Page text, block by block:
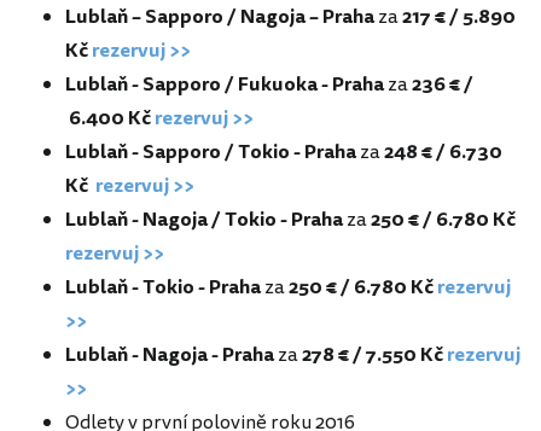
Lublaň – Sapporo / Nagoja – Prahaza217 € / 5.890
Kčrezervuj >>
Lublaň - Sapporo / Fukuoka - Prahaza236 € /
6.400 Kčrezervuj >>
Lublaň - Sapporo / Tokio - Prahaza248 € / 6.730
Kč rezervuj >>
Lublaň - Nagoja / Tokio - Prahaza250 € / 6.780 Kč
rezervuj >>
Lublaň - Tokio - Prahaza250 € / 6.780 Kčrezervuj
>>
Lublaň - Nagoja - Prahaza278 € / 7.550 Kčrezervuj
>>
Odlety v první polovině roku 2016